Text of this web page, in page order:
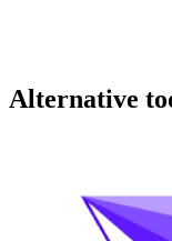
Alternative